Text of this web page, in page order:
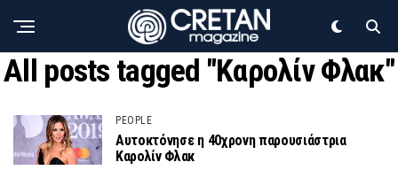
All posts tagged "Καρολίν Φλακ"
PEOPLE
Αυτοκτόνησε η 40χρονη παρουσιάστρια
Καρολίν Φλακ